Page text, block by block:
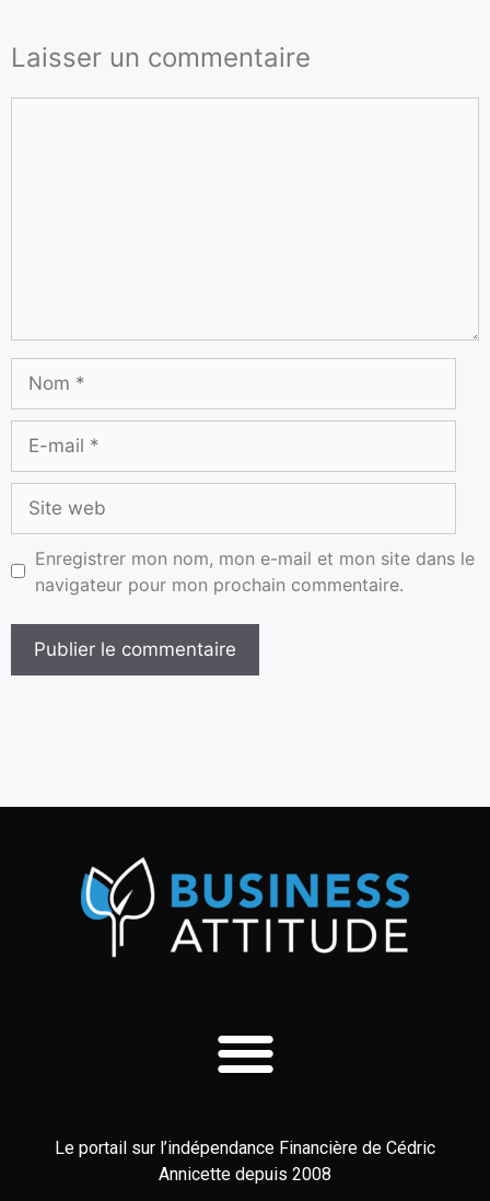
Laisser un commentaire
Enregistrer mon nom, mon e-mail et mon site dans le
navigateur pour mon prochain commentaire.
Le portail sur l’indépendance Financière de Cédric
Annicette depuis 2008